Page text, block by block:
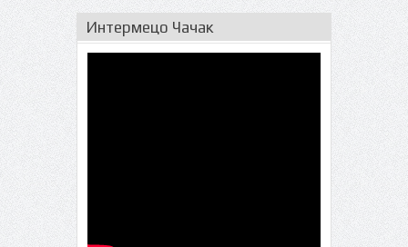
Интермецо Чачак